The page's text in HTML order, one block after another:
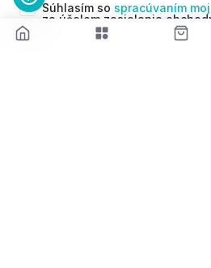
Súhlasím so spracúvaním
za účelom zasielania
(newsletterov) v súlade s čl. 6
Nariadenia GDPR. Svoj